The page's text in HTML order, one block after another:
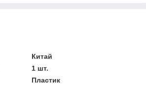
Китай
1 шт.
Пластик